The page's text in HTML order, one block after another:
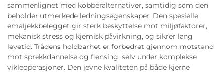
sammenlignet med kobberalternativer, samtidig som den
beholder utmerkede ledningsegenskaper. Den spesielle
emaljekkbelegget gir sterk beskyttelse mot miljøfaktorer,
mekanisk stress og kjemisk påvirkning, og sikrer lang
levetid. Trådens holdbarhet er forbedret gjennom motstand
mot sprekkdannelse og flensing, selv under komplekse
vikleoperasjoner. Den jevne kvaliteten på både kjerne